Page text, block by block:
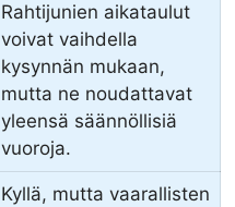
Rahtijunien aikataulut
voivat vaihdella
kysynnän mukaan,
mutta ne noudattavat
yleensä säännöllisiä
vuoroja.
Kyllä, mutta vaarallisten